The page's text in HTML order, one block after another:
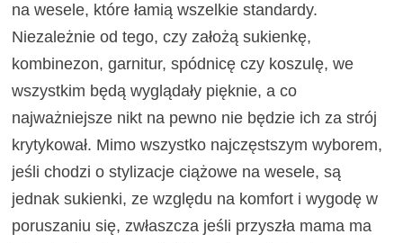
na wesele, które łamią wszelkie standardy.
Niezależnie od tego, czy założą sukienkę,
kombinezon, garnitur, spódnicę czy koszulę, we
wszystkim będą wyglądały pięknie, a co
najważniejsze nikt na pewno nie będzie ich za strój
krytykował. Mimo wszystko najczęstszym wyborem,
jeśli chodzi o stylizacje ciążowe na wesele, są
jednak sukienki, ze względu na komfort i wygodę w
poruszaniu się, zwłaszcza jeśli przyszła mama ma